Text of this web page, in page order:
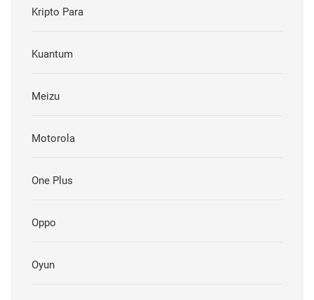
Kripto Para
Kuantum
Meizu
Motorola
One Plus
Oppo
Oyun